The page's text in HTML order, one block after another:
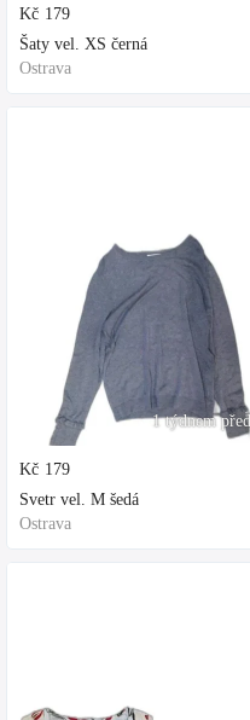
Kč 179
Šaty vel. XS černá
Ostrava
1 týdnem před
Kč 179
Svetr vel. M šedá
Ostrava